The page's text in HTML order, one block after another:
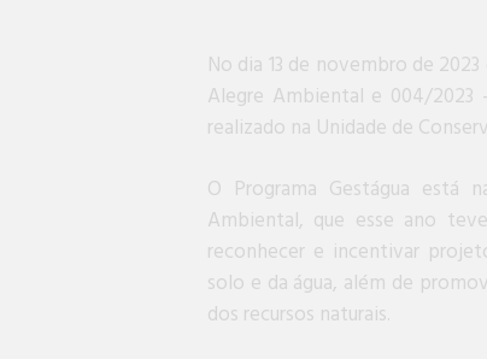
No dia 13 de novembro de
Alegre Ambiental e 004/2023
realizado na Unidade de
O Programa Gestágua está
Ambiental, que esse ano
reconhecer e incentivar
solo e da água, além de
dos recursos naturais.